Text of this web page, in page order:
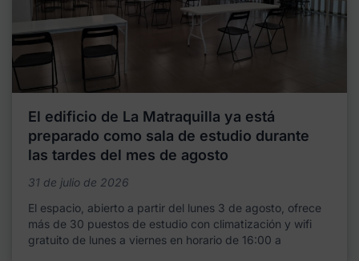
El edificio de La Matraquilla ya está
preparado como sala de estudio durante
las tardes del mes de agosto
31 de julio de 2026
El espacio, abierto a partir del lunes 3 de agosto, ofrece
más de 30 puestos de estudio con climatización y wifi
gratuito de lunes a viernes en horario de 16:00 a